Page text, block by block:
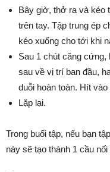
Bây giờ, thở ra và kéo
trên tay. Tập trung ép
kéo xuống cho tới khi
Sau 1 chút căng
sau về vị trí ban đầu,
duỗi hoàn toàn. Hít
Lặp lại.
Trong buổi tập, nếu bạn
này sẽ tạo thành 1 cầu